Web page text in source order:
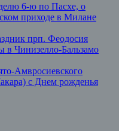
6-ю по Пасхе, о
приходе в Милане
прп. Феодосия
в Чинизелло-Бальзамо
Амвросиевского
с Днем рожденья